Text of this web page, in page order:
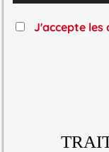
J'accepte les